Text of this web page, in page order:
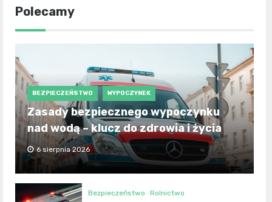
Polecamy
BEZPIECZEŃSTWO WYPOCZYNEK
Zasady bezpiecznego wypoczynku
nad wodą – klucz do zdrowia i życia
6 sierpnia 2026
Bezpieczeństwo Rolnictwo